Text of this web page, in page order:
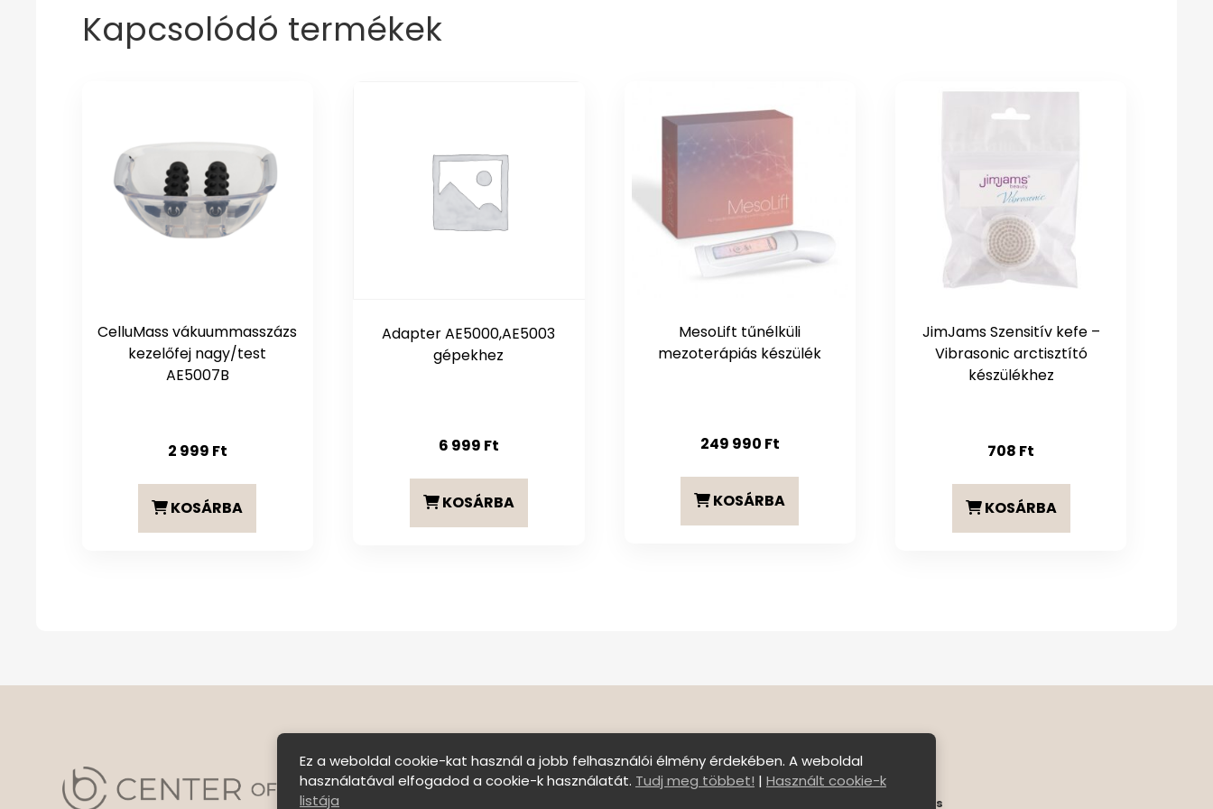
Kapcsolódó termékek
CelluMass vákuummasszázs
kezelőfej nagy/test
AE5007B
2 999 Ft
KOSÁRBA
Adapter AE5000,AE5003
gépekhez
6 999 Ft
KOSÁRBA
MesoLift tűnélküli
mezoterápiás készülék
249 990 Ft
KOSÁRBA
JimJams Szensitív kefe –
Vibrasonic arctisztító
készülékhez
708 Ft
KOSÁRBA
Bejelentkezés
Ez a weboldal cookie-kat használ a jobb felhasználói élmény érdekében. A weboldal
használatával elfogadod a cookie-k használatát. Tudj meg többet! | Használt cookie-k
listája